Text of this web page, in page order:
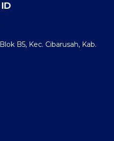
B5, Kec. Cibarusah, Kab.